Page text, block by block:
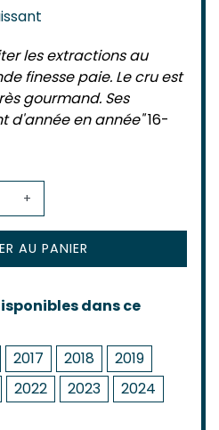
les extractions au
finesse paie. Le cru est
gourmand. Ses
d'année en année"16-
+
AU PANIER
dans ce
2017 2018
2019
2022 2023
2024